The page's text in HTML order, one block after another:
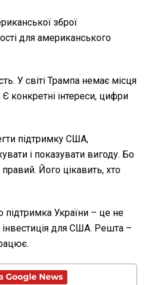
зброї
для американського
У світі Трампа немає місця
конкретні інтереси, цифри
підтримку США,
і показувати вигоду. Бо
Його цікавить, хто
України – це не
інвестиція для США. Решта –